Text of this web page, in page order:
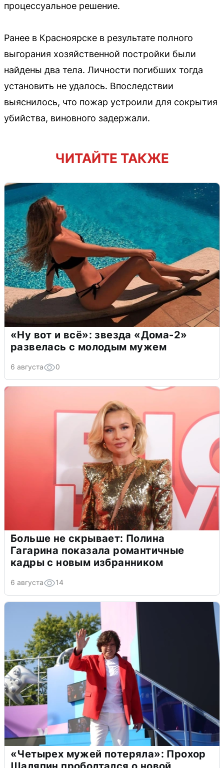
процессуальное решение.
Ранее в Красноярске в результате полного
выгорания хозяйственной постройки были
найдены два тела. Личности погибших тогда
установить не удалось. Впоследствии
выяснилось, что пожар устроили для сокрытия
убийства, виновного задержали.
ЧИТАЙТЕ ТАКЖЕ
«Ну вот и всё»: звезда «Дома-2»
развелась с молодым мужем
6 августа 0
Больше не скрывает: Полина
Гагарина показала романтичные
кадры с новым избранником
6 августа 14
«Четырех мужей потеряла»: Прохор